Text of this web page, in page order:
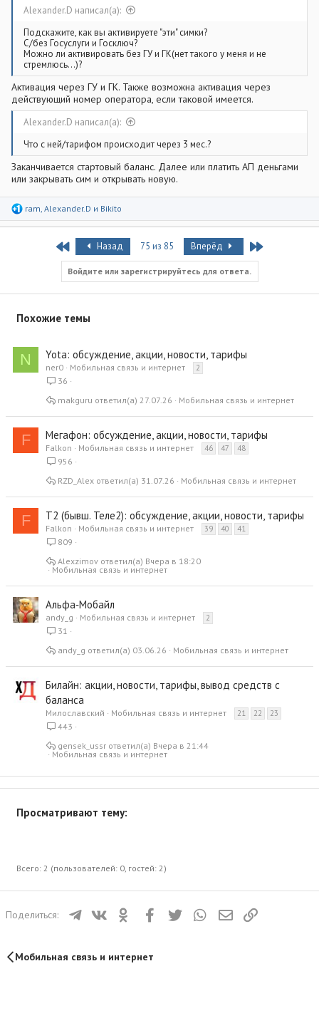
Alexander.D написал(а):
Подскажите, как вы активируете "эти" симки?
С/без Госуслуги и Госключ?
Можно ли активировать без ГУ и ГК(нет такого у меня и не
стремлюсь...)?
Активация через ГУ и ГК. Также возможна активация через
действующий номер оператора, если таковой имеется.
Alexander.D написал(а):
Что с ней/тарифом происходит через 3 мес.?
Заканчивается стартовый баланс. Далее или платить АП деньгами
или закрывать сим и открывать новую.
Р
а
ram Alexander.D и Bikito
First Назад 75 из 85 Вперёд Last
Войдите или зарегистрируйтесь для ответа.
Похожие темы
N Yota: обсуждение, акции, новости, тарифы
ner0 Мобильная связь и интернет 2
36
Мобильная связь и интернет
27.07.26
makguru
F Мегафон: обсуждение, акции, новости, тарифы
Falkon Мобильная связь и интернет 46 47 48
956
Мобильная связь и интернет
31.07.26
RZD_Alex
F Т2 (бывш. Теле2): обсуждение, акции, новости, тарифы
Falkon Мобильная связь и интернет 39 40 41
809
Мобильная связь и интернет
Вчера в 18:20
Alexzimov
Альфа‑Мобайл
andy_g Мобильная связь и интернет 2
31
Мобильная связь и интернет
03.06.26
andy_g
Билайн: акции, новости, тарифы, вывод средств с
баланса
Милославский Мобильная связь и интернет 21 22 23
443
Мобильная связь и интернет
Вчера в 21:44
gensek_ussr
Просматривают тему:
Всего: 2 (пользователей: 0, гостей: 2)
Поделиться: ТелеграмВКонтактеОдноклассники
FacebookTwitter WhatsAppЭлектронная почта
Мобильная связь и интернет